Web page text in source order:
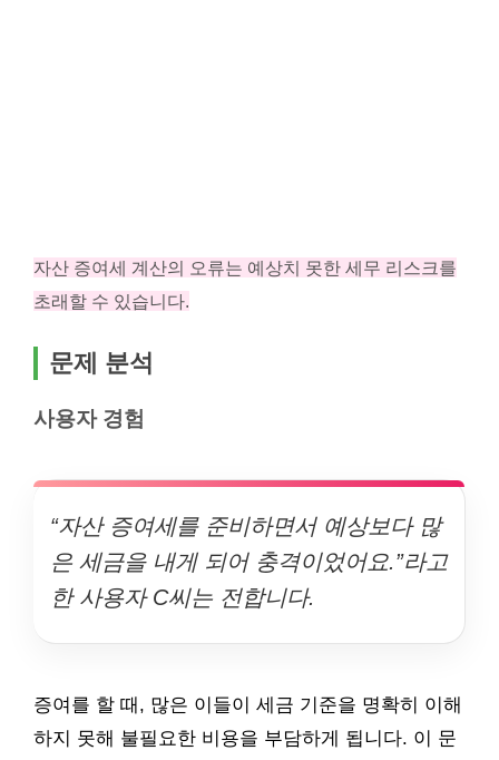
자산 증여세 계산의 오류는 예상치 못한 세무 리스크를
초래할 수 있습니다.
문제 분석
사용자 경험
“자산 증여세를 준비하면서 예상보다 많
은 세금을 내게 되어 충격이었어요.”라고
한 사용자 C씨는 전합니다.
증여를 할 때, 많은 이들이 세금 기준을 명확히 이해
하지 못해 불필요한 비용을 부담하게 됩니다. 이 문